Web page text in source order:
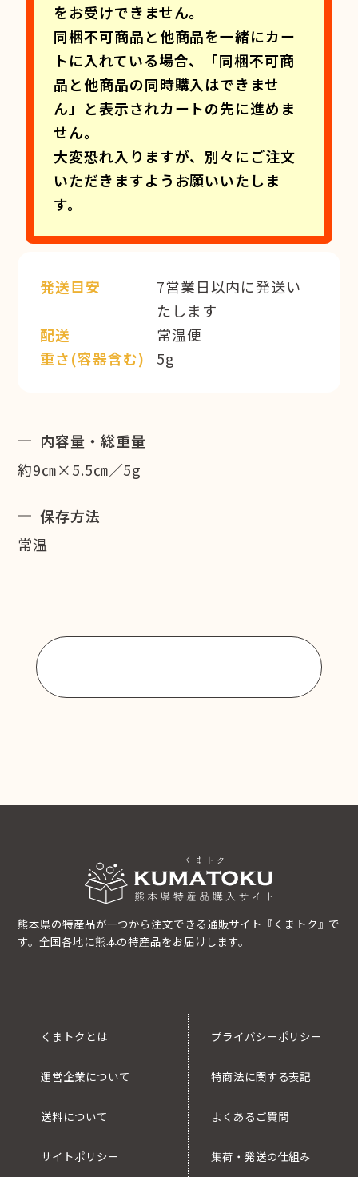
をお受けできません。
同梱不可商品と他商品を一緒にカー
トに入れている場合、「同梱不可商
品と他商品の同時購入はできませ
ん」と表示されカートの先に進めま
せん。
大変恐れ入りますが、別々にご注文
いただきますようお願いいたしま
す。
発送目安
7営業日以内に発送い
たします
配送
常温便
重さ(容器含む)
5g
内容量・総重量
約9㎝×5.5㎝／5g
保存方法
常温
熊本県の特産品が一つから注文できる通販サイト『くまトク』で
す。全国各地に熊本の特産品をお届けします。
くまトクとは
運営企業について
送料について
サイトポリシー
プライバシーポリシー
特商法に関する表記
よくあるご質問
集荷・発送の仕組み